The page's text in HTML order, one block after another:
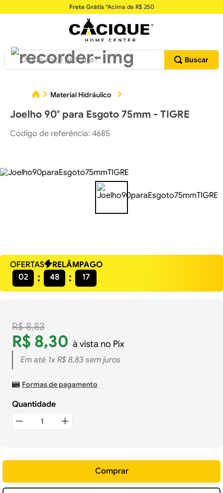
Frete Grátis*Acima de R$ 250
O que você procura?
Material Hidráulico
Joelho 90° para Esgoto 75mm - TIGRE
Código de referência: 4685
OFERTAS
RELÂMPAGO
02
48 16
R$ 8,83
R$ 8,30 à vista no Pix
Em até 1x R$ 8,83sem juros
Formas de pagamento
Quantidade
Comprar